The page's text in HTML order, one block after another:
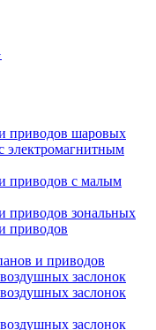
приводов шаровых
электромагнитным
приводов с малым
приводов зональных
приводов
и приводов
заслонок
заслонок
заслонок